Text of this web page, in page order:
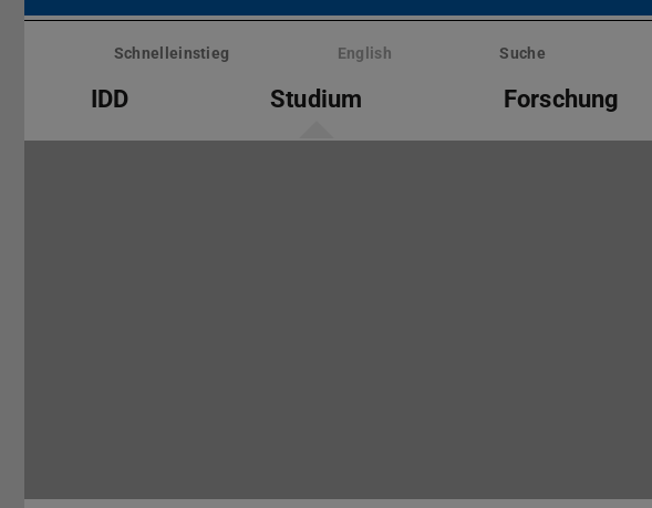
Menü
überspringenSchnelleinstieg English Suche
IDD Studium Forschung